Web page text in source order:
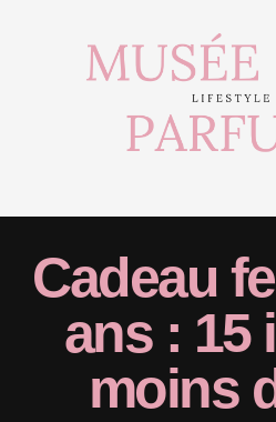
Cadeau
ans : 15
moins